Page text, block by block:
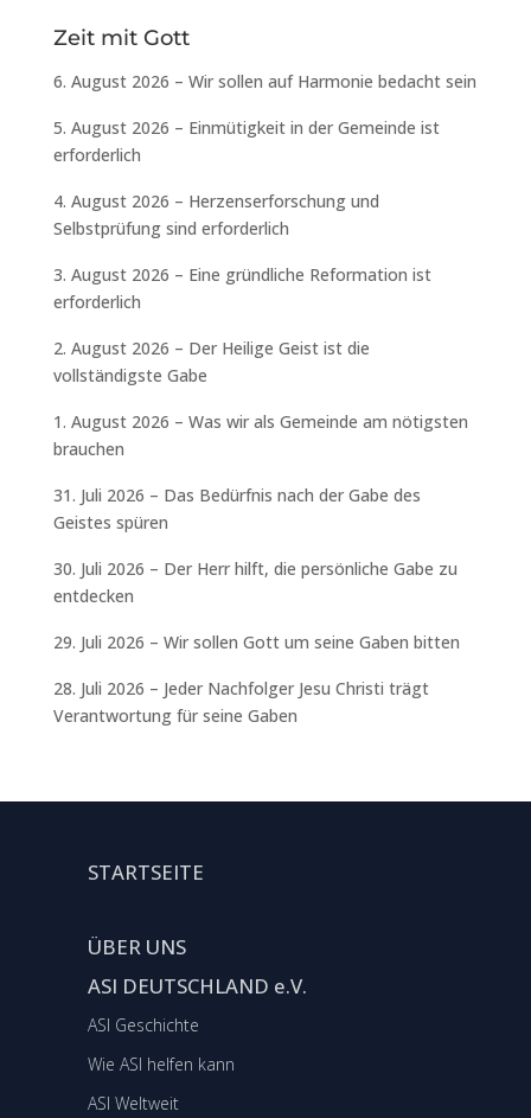
Zeit mit Gott
6. August 2026 – Wir sollen auf Harmonie bedacht sein
5. August 2026 – Einmütigkeit in der Gemeinde ist
erforderlich
4. August 2026 – Herzenserforschung und
Selbstprüfung sind erforderlich
3. August 2026 – Eine gründliche Reformation ist
erforderlich
2. August 2026 – Der Heilige Geist ist die
vollständigste Gabe
1. August 2026 – Was wir als Gemeinde am nötigsten
brauchen
31. Juli 2026 – Das Bedürfnis nach der Gabe des
Geistes spüren
30. Juli 2026 – Der Herr hilft, die persönliche Gabe zu
entdecken
29. Juli 2026 – Wir sollen Gott um seine Gaben bitten
28. Juli 2026 – Jeder Nachfolger Jesu Christi trägt
Verantwortung für seine Gaben
STARTSEITE
ÜBER UNS
ASI DEUTSCHLAND e.V.
ASI Geschichte
Wie ASI helfen kann
ASI Weltweit